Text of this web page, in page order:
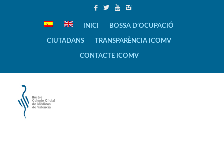
INICI BOSSA D’OCUPACIÓ
CIUTADANS TRANSPARÈNCIA ICOMV
CONTACTE ICOMV